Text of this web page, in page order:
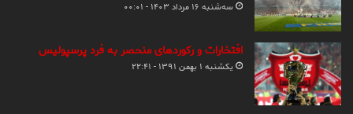
سه‌شنبه ۱۶ مرداد ۱۴۰۳ - ۰۰:۰۱
افتخارات و رکوردهای منحصر به فرد پرسپولیس
یکشنبه ۱ بهمن ۱۳۹۱ - ۲۲:۴۱